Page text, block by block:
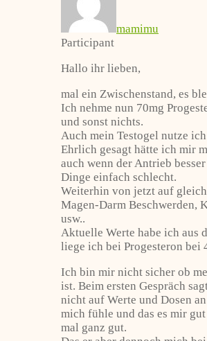
mamimu
Participant
Hallo ihr lieben,
mal ein Zwischenstand, es
Ich nehme nun 70mg
und sonst nichts.
Auch mein Testogel nutze
Ehrlich gesagt hätte ich mir
auch wenn der Antrieb
Dinge einfach schlecht.
Weiterhin von jetzt auf
Magen-Darm Beschwerden,
usw..
Aktuelle Werte habe ich aus
liege ich bei Progesteron bei
Ich bin mir nicht sicher ob
ist. Beim ersten Gespräch
nicht auf Werte und Dosen
mich fühle und das es mir
mal ganz gut.